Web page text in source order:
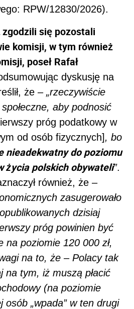
RPW/12830/2026).
się pozostali
komisji, w tym również
poseł Rafał
dyskusję na
że – „rzeczywiście
aby podnosić
próg podatkowy w
od osób fizycznych], bo
nieadekwatny do poziomu
życia polskich obywateli”.
również, że –
zasugerowało
dzisiaj
próg powinien być
na poziomie 120 000 zł,
na to, że – Polacy tak
na tym, iż muszą płacić
(na poziomie
osób „wpada” w ten drugi